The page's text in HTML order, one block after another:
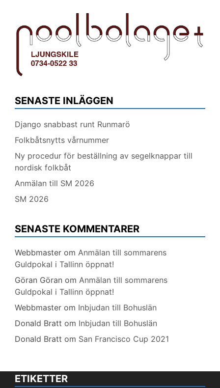
SENASTE INLÄGGEN
Django snabbast runt Runmarö
Folkbåtsnytts vårnummer
Ny procedur för beställning av segelknappar till
nordisk folkbåt
Anmälan till SM 2026
SM 2026
SENASTE KOMMENTARER
Webbmaster om Anmälan till sommarens
Guldpokal i Tallinn öppnat!
Göran Göran om Anmälan till sommarens
Guldpokal i Tallinn öppnat!
Webbmaster om Inbjudan till Bohuslän
Donald Bratt om Inbjudan till Bohuslän
Donald Bratt om San Francisco Cup 2021
ETIKETTER